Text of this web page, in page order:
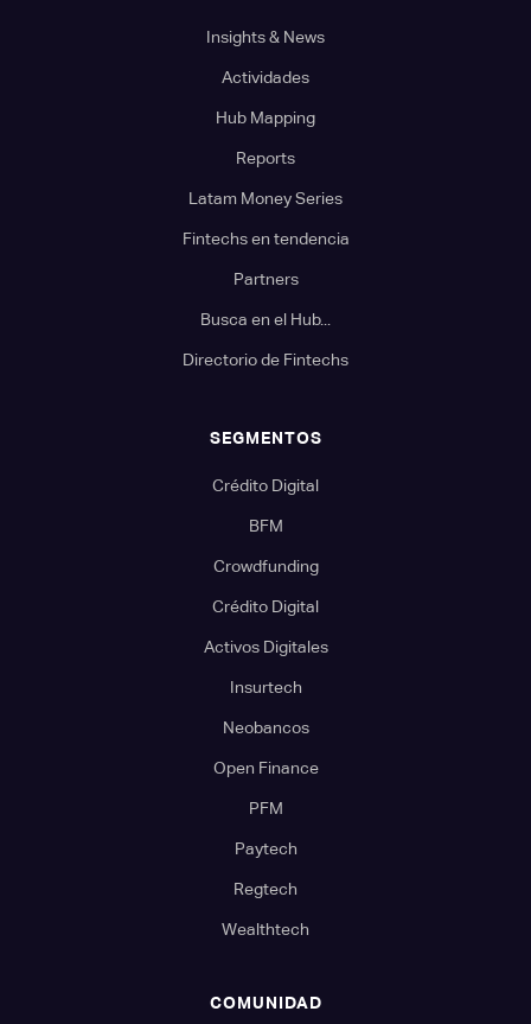
Insights & News
Actividades
Hub Mapping
Reports
Latam Money Series
Fintechs en tendencia
Partners
Busca en el Hub...
Directorio de Fintechs
SEGMENTOS
Crédito Digital
BFM
Crowdfunding
Crédito Digital
Activos Digitales
Insurtech
Neobancos
Open Finance
PFM
Paytech
Regtech
Wealthtech
COMUNIDAD